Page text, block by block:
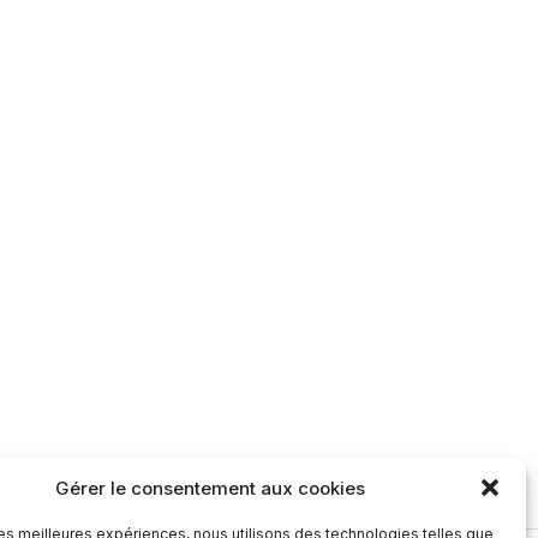
Gérer le consentement aux cookies
meilleures expériences, nous utilisons des technologies telles que